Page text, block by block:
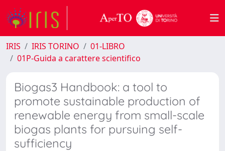
IRIS IRIS TORINO
01-LIBRO
01P-Guida a carattere scientifico
Biogas3 Handbook: a tool to
promote sustainable production of
renewable energy from small-scale
biogas plants for pursuing self-
sufficiency